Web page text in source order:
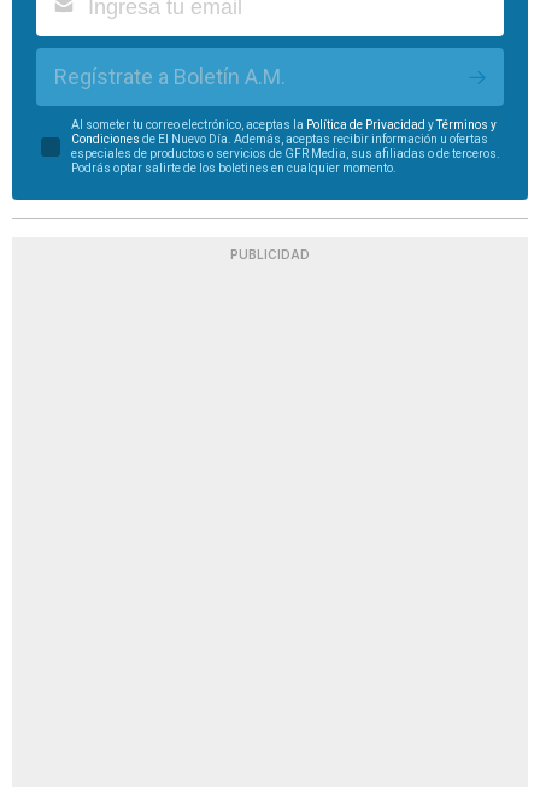
Regístrate a Boletín A.M.
Al someter tu correo electrónico, aceptas la Política de Privacidad yTérminos y
Condiciones de El Nuevo Día. Además, aceptas recibir información u ofertas
especiales de productos o servicios de GFR Media, sus afiliadas o de terceros.
Podrás optar salirte de los boletines en cualquier momento.
PUBLICIDAD